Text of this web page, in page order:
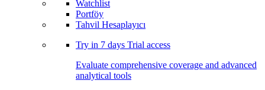
Watchlist
Portföy
Tahvil Hesaplayıcı
Try in 7 days Trial access
Evaluate comprehensive coverage and advanced
analytical tools